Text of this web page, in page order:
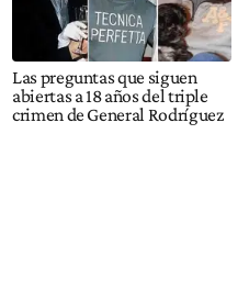
Las preguntas que siguen
abiertas a 18 años del triple
crimen de General Rodríguez